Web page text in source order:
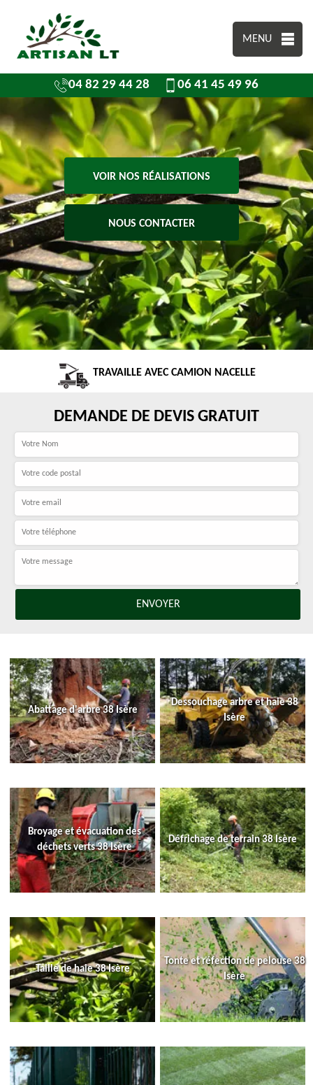
MENU
04 82 29 44 28 06 41 45 49 96
VOIR NOS RÉALISATIONS
NOUS CONTACTER
TRAVAILLE AVEC CAMION NACELLE
DEMANDE DE DEVIS GRATUIT
Abattage d'arbre 38 Isère
Dessouchage arbre et haie 38
Isère
Broyage et évacuation des
déchets verts 38 Isère
Défrichage de terrain 38 Isère
Taille de haie 38 Isère
Tonte et réfection de pelouse 38
Isère